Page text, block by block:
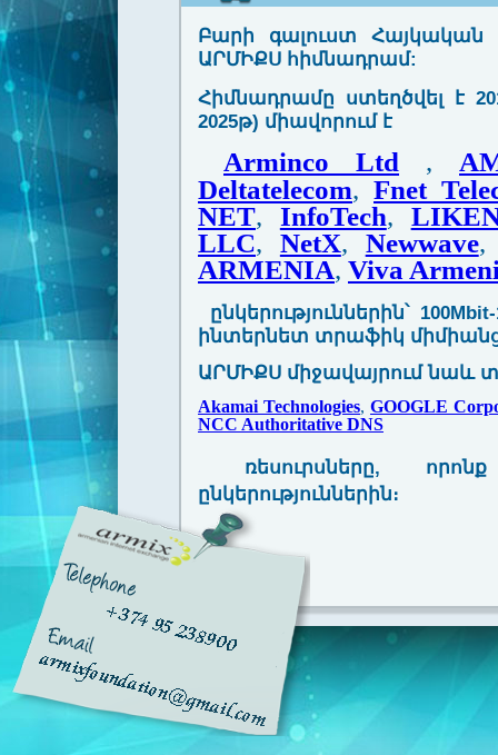
Բարի գալուստ
ԱՐՄԻՔՍ հիմնադրամ:
Հիմնադրամը ստեղծվել է
2025թ) միավորում է
Arminco Ltd ,
Deltatelecom, Fnet
NET, InfoTech,
LLC, NetX, Newwave
ARMENIA, Viva
ընկերություններին՝
ինտերնետ տրաֆիկ
ԱՐՄԻՔՍ միջավայրում նաև
Akamai Technologies, GOOGLE
NCC Authoritative DNS
ռեսուրսները,
ընկերություններին։